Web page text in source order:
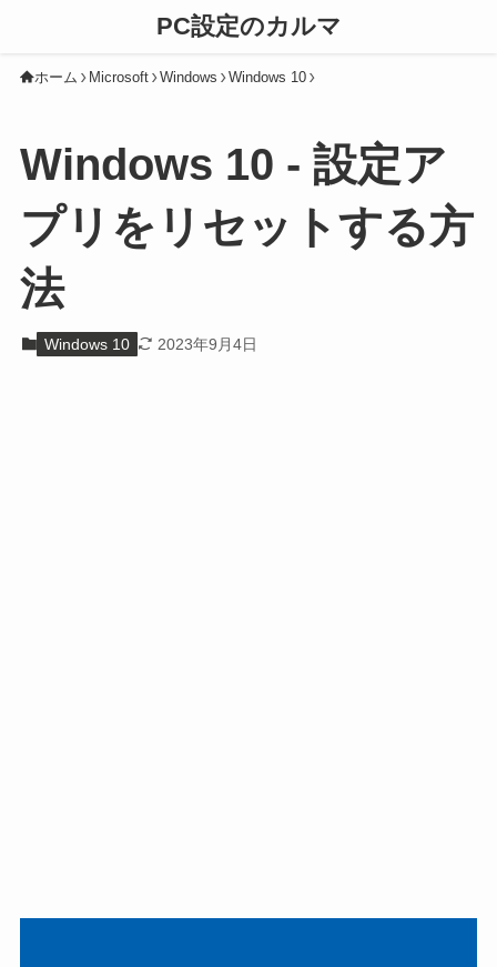
PC設定のカルマ
ホーム Microsoft Windows Windows 10
Windows 10 - 設定ア
プリをリセットする方
法
Windows 10 2023年9月4日